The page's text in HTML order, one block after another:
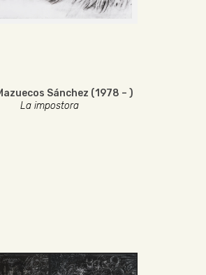
Sánchez (1978 – )
La impostora